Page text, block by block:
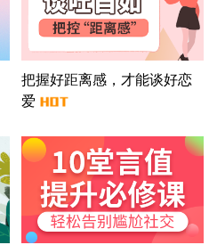
?媚儿 通过此页面咨询，已获得专属情感
56分钟前
通过此页面咨询，已获得专属情感
41分钟前
魚? 通过此页面咨询，已获得专属情感
3分钟前
把握好距离感，才能谈好恋
爱